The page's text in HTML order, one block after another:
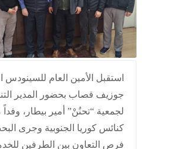
استقبل الأمين العام
جوزيف قصاب بحضور المدير
لجمعية “تحنُنْ” أمير بيطار،
كنائس كوريا الجنوبية وجرى
فرص التعاون بين الطرفين